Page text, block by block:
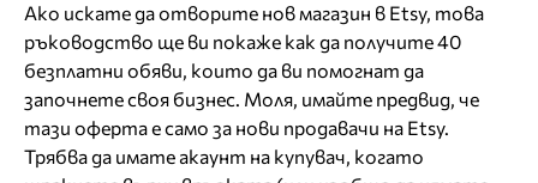
Ако искате да отворите нов магазин в Etsy, това
ръководство ще ви покаже как да получите 40
безплатни обяви, които да ви помогнат да
започнете своя бизнес. Моля, имайте предвид, че
тази оферта е само за нови продавачи на Etsy.
Трябва да имате акаунт на купувач, когато